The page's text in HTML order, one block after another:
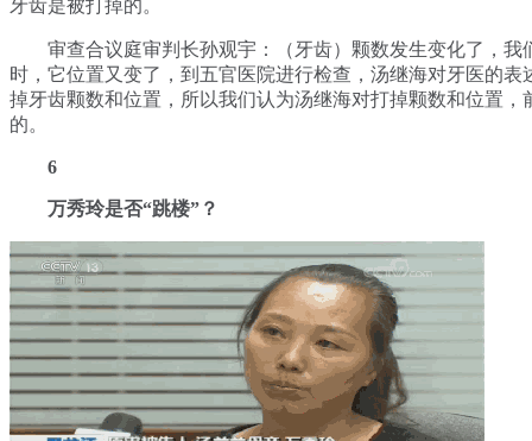
牙齿是被打掉的。
审查合议庭审判长孙观宇：（牙齿）颗数发生变化了，我
时，它位置又变了，到五官医院进行检查，汤继海对牙医的表
掉牙齿颗数和位置，所以我们认为汤继海对打掉颗数和位置，
的。
6
万秀玲是否“跳楼”？